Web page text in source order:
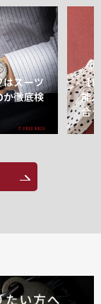
はスーツ
か徹底検
【
能
合